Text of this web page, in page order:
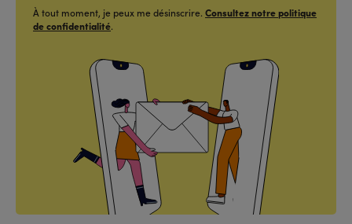
À tout moment, je peux me désinscrire. Consultez notre politique
de confidentialité.